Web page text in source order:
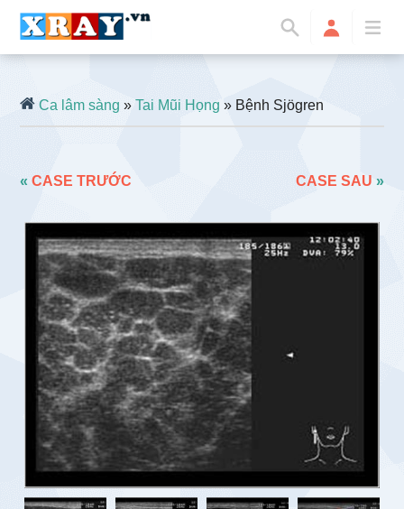
Ca lâm sàng »Tai Mũi Họng » Bệnh Sjögren
«CASE TRƯỚC CASE SAU »